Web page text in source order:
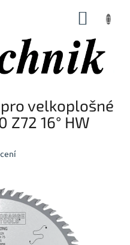
velkoplošné
16° HW